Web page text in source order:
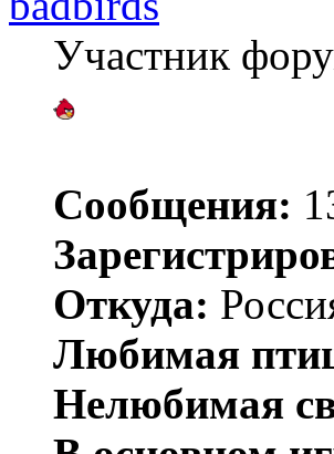
Участник
Сообщения:
Откуда:
Любимая
Нелюбимая